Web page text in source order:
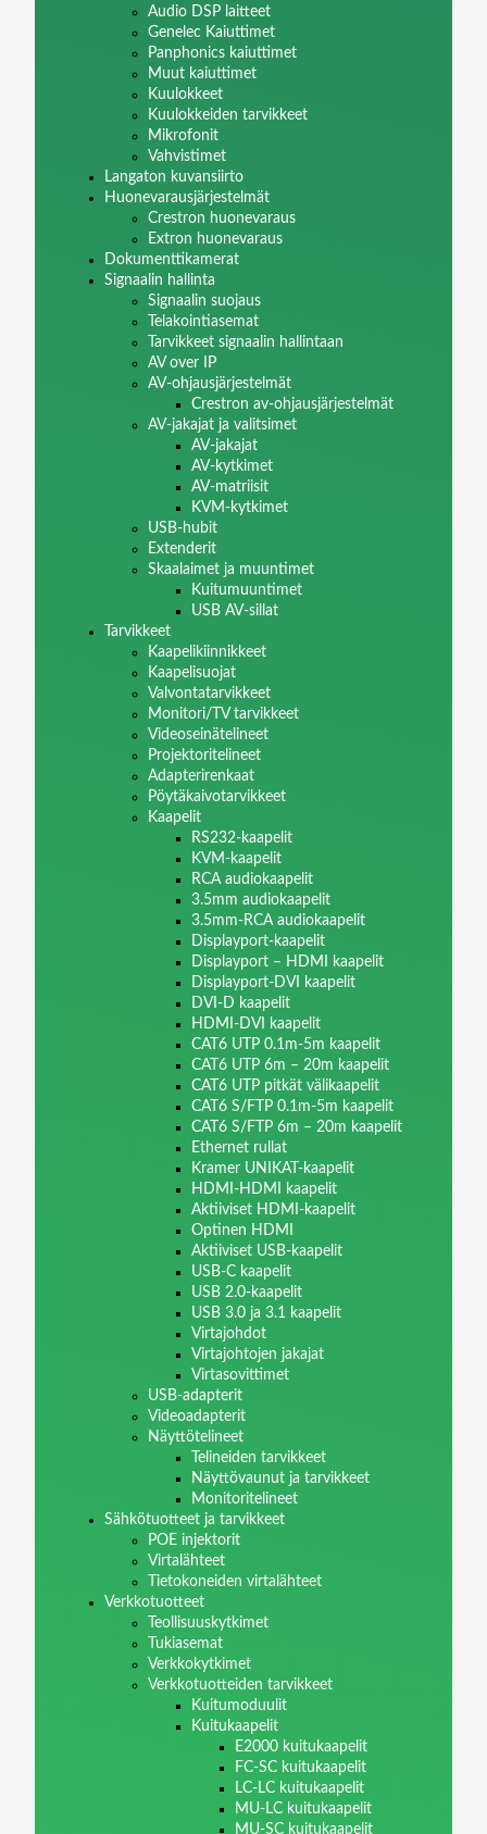
Audio DSP laitteet
Genelec Kaiuttimet
Panphonics kaiuttimet
Muut kaiuttimet
Kuulokkeet
Kuulokkeiden tarvikkeet
Mikrofonit
Vahvistimet
Langaton kuvansiirto
Huonevarausjärjestelmät
Crestron huonevaraus
Extron huonevaraus
Dokumenttikamerat
Signaalin hallinta
Signaalin suojaus
Telakointiasemat
Tarvikkeet signaalin hallintaan
AV over IP
AV-ohjausjärjestelmät
Crestron av-ohjausjärjestelmät
AV-jakajat ja valitsimet
AV-jakajat
AV-kytkimet
AV-matriisit
KVM-kytkimet
USB-hubit
Extenderit
Skaalaimet ja muuntimet
Kuitumuuntimet
USB AV-sillat
Tarvikkeet
Kaapelikiinnikkeet
Kaapelisuojat
Valvontatarvikkeet
Monitori/TV tarvikkeet
Videoseinätelineet
Projektoritelineet
Adapterirenkaat
Pöytäkaivotarvikkeet
Kaapelit
RS232-kaapelit
KVM-kaapelit
RCA audiokaapelit
3.5mm audiokaapelit
3.5mm-RCA audiokaapelit
Displayport-kaapelit
Displayport – HDMI kaapelit
Displayport-DVI kaapelit
DVI-D kaapelit
HDMI-DVI kaapelit
CAT6 UTP 0.1m-5m kaapelit
CAT6 UTP 6m – 20m kaapelit
CAT6 UTP pitkät välikaapelit
CAT6 S/FTP 0.1m-5m kaapelit
CAT6 S/FTP 6m – 20m kaapelit
Ethernet rullat
Kramer UNIKAT-kaapelit
HDMI-HDMI kaapelit
Aktiiviset HDMI-kaapelit
Optinen HDMI
Aktiiviset USB-kaapelit
USB-C kaapelit
USB 2.0-kaapelit
USB 3.0 ja 3.1 kaapelit
Virtajohdot
Virtajohtojen jakajat
Virtasovittimet
USB-adapterit
Videoadapterit
Näyttötelineet
Telineiden tarvikkeet
Näyttövaunut ja tarvikkeet
Monitoritelineet
Sähkötuotteet ja tarvikkeet
POE injektorit
Virtalähteet
Tietokoneiden virtalähteet
Verkkotuotteet
Teollisuuskytkimet
Tukiasemat
Verkkokytkimet
Verkkotuotteiden tarvikkeet
Kuitumoduulit
Kuitukaapelit
E2000 kuitukaapelit
FC-SC kuitukaapelit
LC-LC kuitukaapelit
MU-LC kuitukaapelit
MU-SC kuitukaapelit